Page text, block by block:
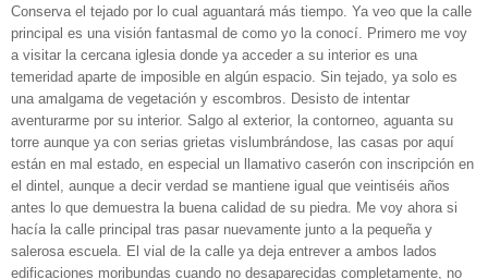
Conserva el tejado por lo cual aguantará más tiempo. Ya veo que la calle
principal es una visión fantasmal de como yo la conocí. Primero me voy
a visitar la cercana iglesia donde ya acceder a su interior es una
temeridad aparte de imposible en algún espacio. Sin tejado, ya solo es
una amalgama de vegetación y escombros. Desisto de intentar
aventurarme por su interior. Salgo al exterior, la contorneo, aguanta su
torre aunque ya con serias grietas vislumbrándose, las casas por aquí
están en mal estado, en especial un llamativo caserón con inscripción en
el dintel, aunque a decir verdad se mantiene igual que veintiséis años
antes lo que demuestra la buena calidad de su piedra. Me voy ahora si
hacía la calle principal tras pasar nuevamente junto a la pequeña y
salerosa escuela. El vial de la calle ya deja entrever a ambos lados
edificaciones moribundas cuando no desaparecidas completamente, no